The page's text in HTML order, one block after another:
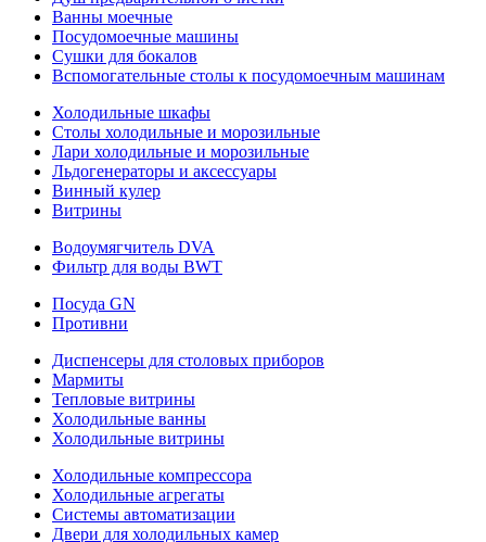
Ванны моечные
Посудомоечные машины
Сушки для бокалов
Вспомогательные столы к посудомоечным машинам
Холодильные шкафы
Столы холодильные и морозильные
Лари холодильные и морозильные
Льдогенераторы и аксессуары
Винный кулер
Витрины
Водоумягчитель DVA
Фильтр для воды BWT
Посуда GN
Противни
Диспенсеры для столовых приборов
Мармиты
Тепловые витрины
Холодильные ванны
Холодильные витрины
Холодильные компрессора
Холодильные агрегаты
Системы автоматизации
Двери для холодильных камер